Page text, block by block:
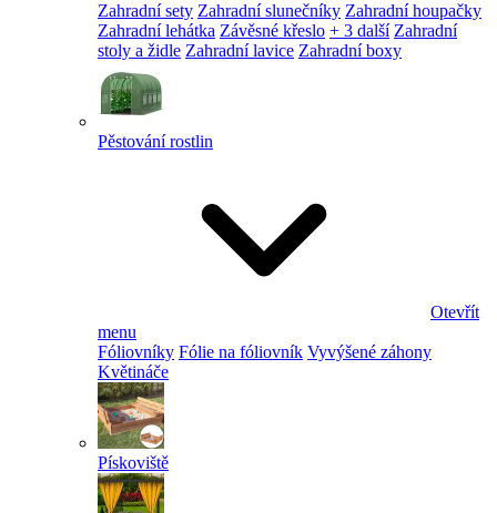
Zahradní sety Zahradní slunečníky Zahradní houpačky
Zahradní lehátka Závěsné křeslo + 3 další Zahradní
stoly a židle Zahradní lavice Zahradní boxy
Pěstování rostlin
Otevřít
menu
Fóliovníky Fólie na fóliovník Vyvýšené záhony
Květináče
Pískoviště